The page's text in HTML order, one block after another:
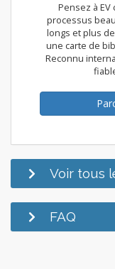
Pensez à
processus
longs et plus
une carte de
Reconnu
Voir tous
FAQ